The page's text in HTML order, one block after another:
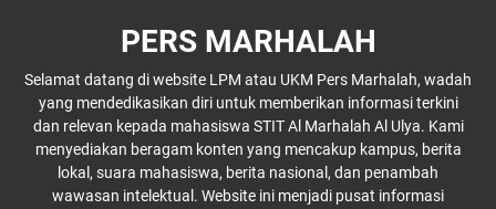
PERS MARHALAH
Selamat datang di website LPM atau UKM Pers Marhalah, wadah
yang mendedikasikan diri untuk memberikan informasi terkini
dan relevan kepada mahasiswa STIT Al Marhalah Al Ulya. Kami
menyediakan beragam konten yang mencakup kampus, berita
lokal, suara mahasiswa, berita nasional, dan penambah
wawasan intelektual. Website ini menjadi pusat informasi